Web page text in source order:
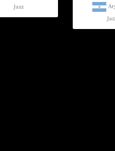
Jazz